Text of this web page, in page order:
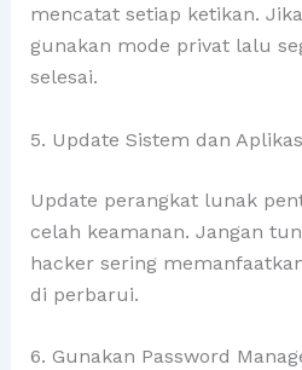
mencatat setiap ketikan.
gunakan mode privat lalu
selesai.
5. Update Sistem dan
Update perangkat lunak
celah keamanan. Jangan
hacker sering
di perbarui.
6. Gunakan Password